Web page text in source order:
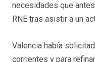
necesidades que
RNE tras asistir a un
Valencia había
corrientes y para